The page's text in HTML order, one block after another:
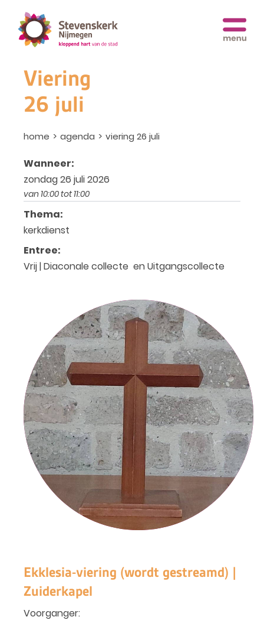
Viering
26 juli
home agenda viering 26 juli
Wanneer:
zondag 26 juli 2026
van 10:00 tot 11:00
Thema:
kerkdienst
Entree:
Vrij | Diaconale collecte en Uitgangscollecte
Ekklesia-viering (wordt gestreamd) |
Zuiderkapel
Voorganger: